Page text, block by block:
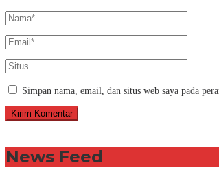
Simpan nama, email, dan situs web saya pada
News Feed